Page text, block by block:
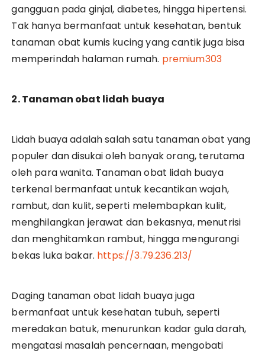
gangguan pada ginjal, diabetes, hingga hipertensi.
Tak hanya bermanfaat untuk kesehatan, bentuk
tanaman obat kumis kucing yang cantik juga bisa
memperindah halaman rumah. premium303
2. Tanaman obat lidah buaya
Lidah buaya adalah salah satu tanaman obat yang
populer dan disukai oleh banyak orang, terutama
oleh para wanita. Tanaman obat lidah buaya
terkenal bermanfaat untuk kecantikan wajah,
rambut, dan kulit, seperti melembapkan kulit,
menghilangkan jerawat dan bekasnya, menutrisi
dan menghitamkan rambut, hingga mengurangi
bekas luka bakar. https://3.79.236.213/
Daging tanaman obat lidah buaya juga
bermanfaat untuk kesehatan tubuh, seperti
meredakan batuk, menurunkan kadar gula darah,
mengatasi masalah pencernaan, mengobati